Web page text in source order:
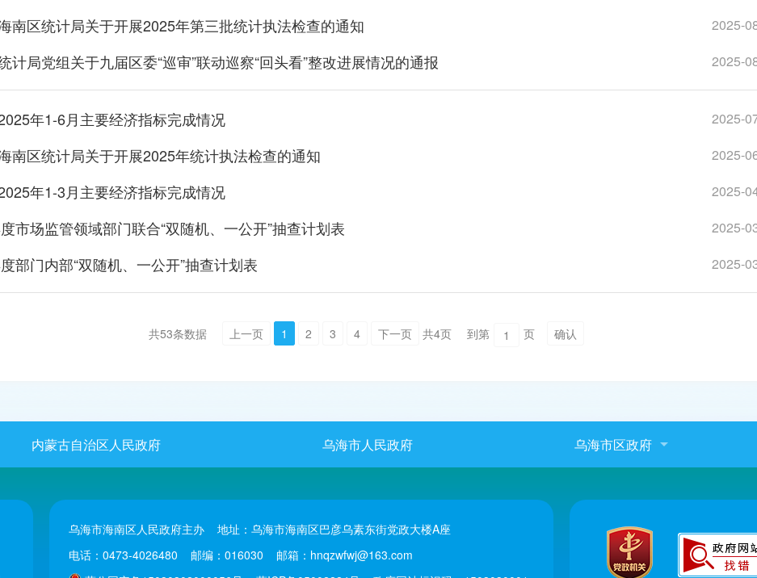
南区统计局关于开展2025年第三批统计执法检查的通知 2025-
计局党组关于九届区委“巡审”联动巡察“回头看”整改进展情况的通报 2025-
年1-6月主要经济指标完成情况 2025-
南区统计局关于开展2025年统计执法检查的通知 2025-
年1-3月主要经济指标完成情况 2025-
市场监管领域部门联合“双随机、一公开”抽查计划表 2025-
部门内部“双随机、一公开”抽查计划表 2025-
共53条数据 上一页 1 2 3 4 下一页 共4页 到第 页 确认
内蒙古自治区人民政府 乌海市人民政府 乌海市区政府
乌海市海南区人民政府主办 地址：乌海市海南区巴彦乌素东街党政大楼A座
电话：0473-4026480 邮编：016030 邮箱：hnqzwfwj@163.com